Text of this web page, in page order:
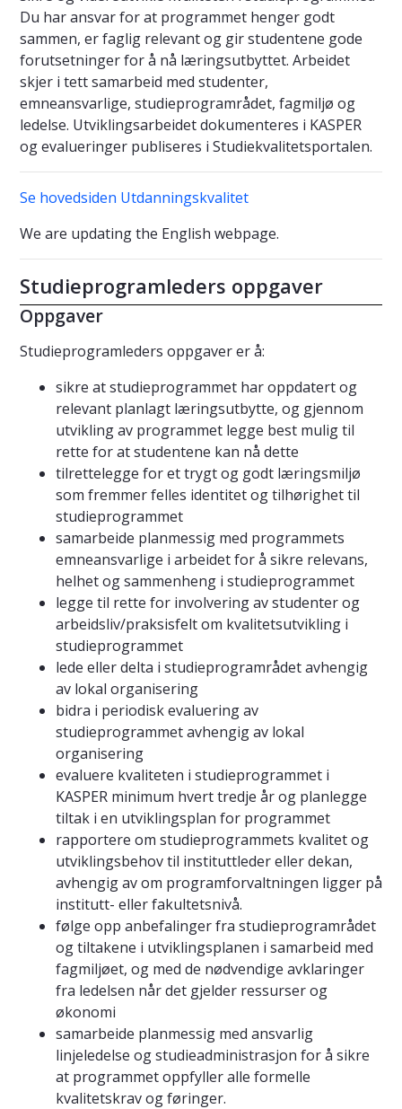
Du har ansvar for at programmet henger godt
sammen, er faglig relevant og gir studentene gode
forutsetninger for å nå læringsutbyttet. Arbeidet
skjer i tett samarbeid med studenter,
emneansvarlige, studieprogramrådet, fagmiljø og
ledelse. Utviklingsarbeidet dokumenteres i KASPER
og evalueringer publiseres i Studiekvalitetsportalen.
Se hovedsiden Utdanningskvalitet
We are updating the English webpage.
Studieprogramleders oppgaver
Oppgaver
Studieprogramleders oppgaver er å:
sikre at studieprogrammet har oppdatert og
relevant planlagt læringsutbytte, og gjennom
utvikling av programmet legge best mulig til
rette for at studentene kan nå dette
tilrettelegge for et trygt og godt læringsmiljø
som fremmer felles identitet og tilhørighet til
studieprogrammet
samarbeide planmessig med programmets
emneansvarlige i arbeidet for å sikre relevans,
helhet og sammenheng i studieprogrammet
legge til rette for involvering av studenter og
arbeidsliv/praksisfelt om kvalitetsutvikling i
studieprogrammet
lede eller delta i studieprogramrådet avhengig
av lokal organisering
bidra i periodisk evaluering av
studieprogrammet avhengig av lokal
organisering
evaluere kvaliteten i studieprogrammet i
KASPER minimum hvert tredje år og planlegge
tiltak i en utviklingsplan for programmet
rapportere om studieprogrammets kvalitet og
utviklingsbehov til instituttleder eller dekan,
avhengig av om programforvaltningen ligger på
institutt- eller fakultetsnivå.
følge opp anbefalinger fra studieprogramrådet
og tiltakene i utviklingsplanen i samarbeid med
fagmiljøet, og med de nødvendige avklaringer
fra ledelsen når det gjelder ressurser og
økonomi
samarbeide planmessig med ansvarlig
linjeledelse og studieadministrasjon for å sikre
at programmet oppfyller alle formelle
kvalitetskrav og føringer.